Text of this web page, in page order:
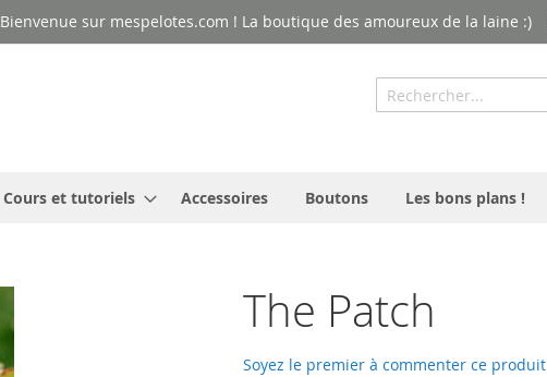
Bienvenue sur mespelotes.com ! La boutique des amoureux de la laine :)
Rechercher
Cours et tutoriels Accessoires Boutons Les bons plans !
The Patch
Soyez le premier à commenter ce produit